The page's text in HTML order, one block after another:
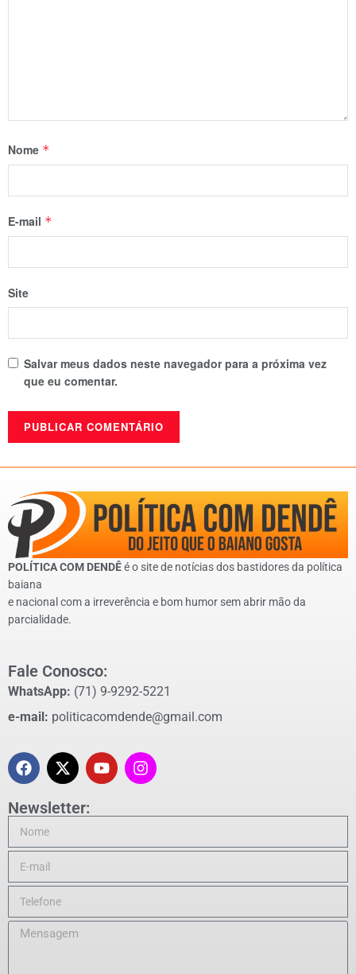
Nome *
E-mail *
Site
Salvar meus dados neste navegador para a próxima vez
que eu comentar.
POLÍTICA COM DENDÊé o site de notícias dos bastidores da política
baiana
e nacional com a irreverência e bom humor sem abrir mão da
parcialidade.
Fale Conosco:
WhatsApp: (71) 9-9292-5221
e-mail: politicacomdende@gmail.com
Newsletter: